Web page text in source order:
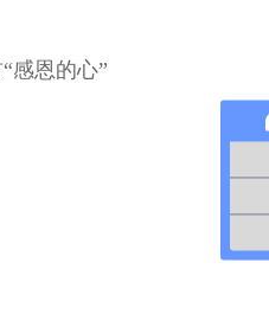
感恩的心”